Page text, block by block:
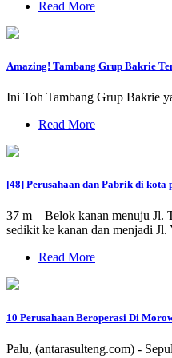
Read More
Amazing! Tambang Grup Bakrie
Ini Toh Tambang Grup Bakrie
Read More
[48] Perusahaan dan Pabrik di kota
37 m – Belok kanan menuju Jl.
sedikit ke kanan dan menjadi
Read More
10 Perusahaan Beroperasi Di
Palu, (antarasulteng.com) -